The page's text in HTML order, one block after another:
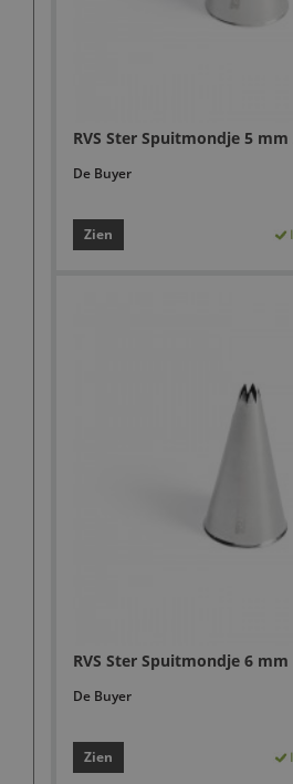
RVS Ster Spuitmondje 5 mm
De Buyer
Zien
RVS Ster Spuitmondje 6 mm
De Buyer
Zien